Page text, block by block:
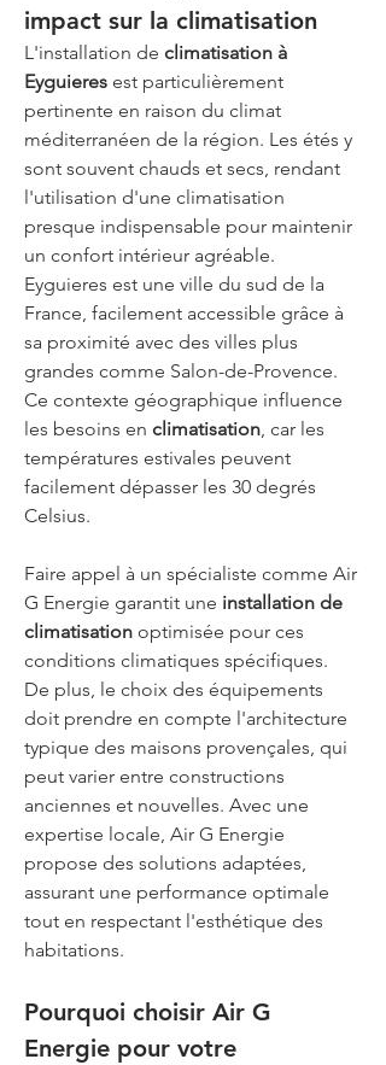
impact sur la climatisation
L'installation de climatisation à
Eyguieres est particulièrement
pertinente en raison du climat
méditerranéen de la région. Les étés y
sont souvent chauds et secs, rendant
l'utilisation d'une climatisation
presque indispensable pour maintenir
un confort intérieur agréable.
Eyguieres est une ville du sud de la
France, facilement accessible grâce à
sa proximité avec des villes plus
grandes comme Salon-de-Provence.
Ce contexte géographique influence
les besoins en climatisation, car les
températures estivales peuvent
facilement dépasser les 30 degrés
Celsius.
Faire appel à un spécialiste comme Air
G Energie garantit une installation de
climatisation optimisée pour ces
conditions climatiques spécifiques.
De plus, le choix des équipements
doit prendre en compte l'architecture
typique des maisons provençales, qui
peut varier entre constructions
anciennes et nouvelles. Avec une
expertise locale, Air G Energie
propose des solutions adaptées,
assurant une performance optimale
tout en respectant l'esthétique des
habitations.
Pourquoi choisir Air G
Energie pour votre